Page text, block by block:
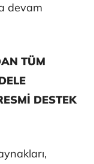
devam
TÜM
DESTEK